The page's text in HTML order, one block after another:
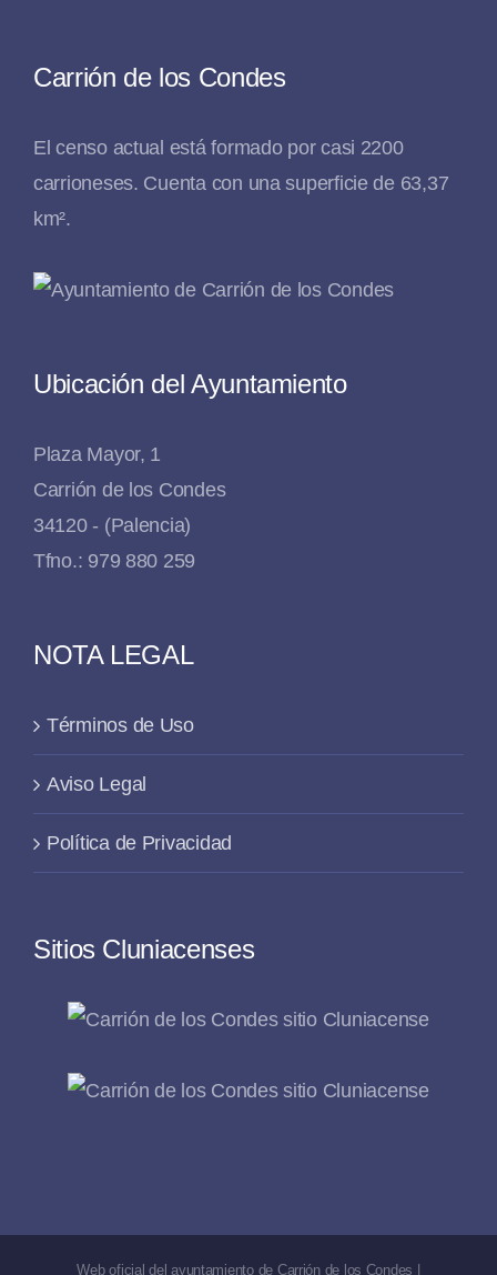
Carrión de los Condes
El censo actual está formado por casi 2200
carrioneses. Cuenta con una superficie de 63,37
km².
Ubicación del Ayuntamiento
Plaza Mayor, 1
Carrión de los Condes
34120 - (Palencia)
Tfno.: 979 880 259
NOTA LEGAL
Términos de Uso
Aviso Legal
Política de Privacidad
Sitios Cluniacenses
Web oficial del ayuntamiento de Carrión de los Condes |